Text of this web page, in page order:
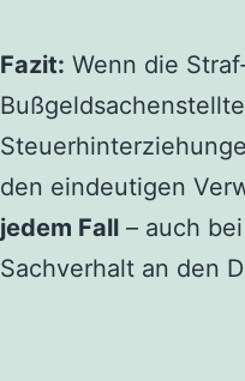
Fazit: Wenn die
den eindeutigen
jedem Fall – auch
Sachverhalt an den